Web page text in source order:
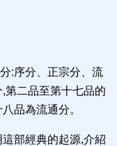
:序分、正宗分、流
第二品至第十七品的
品為流通分。
這部經典的起源,介紹